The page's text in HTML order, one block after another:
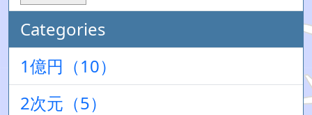
Categories
1億円（10）
2次元（5）